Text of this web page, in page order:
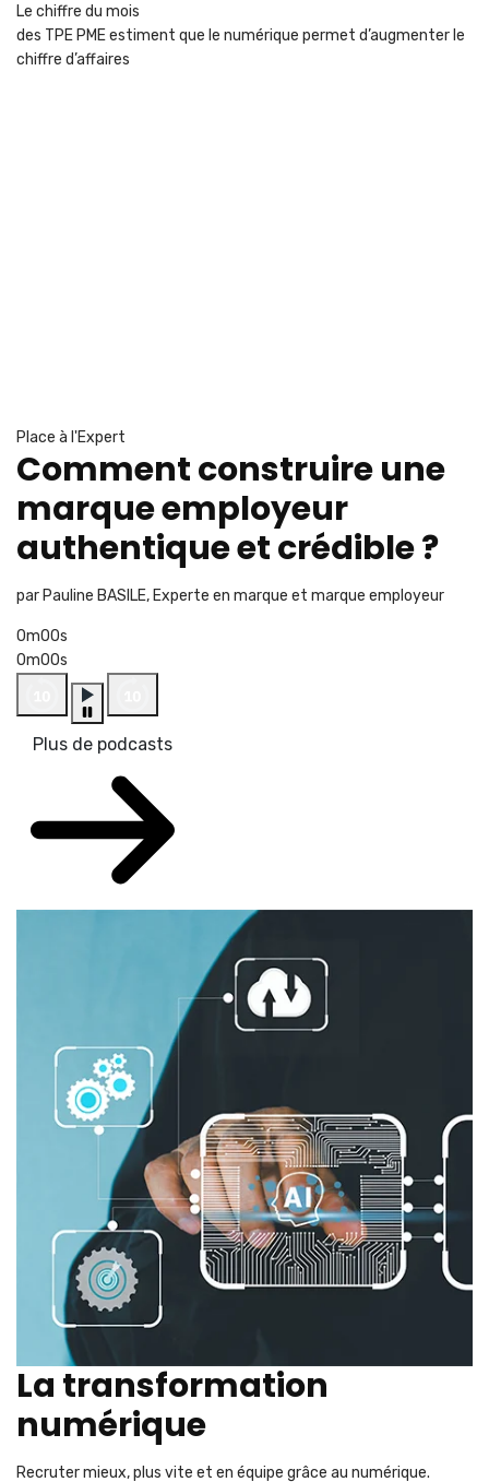
Le chiffre du mois
des TPE PME estiment que le numérique permet d’augmenter le
chiffre d’affaires
Place à l'Expert
Comment construire une
marque employeur
authentique et crédible ?
par Pauline BASILE, Experte en marque et marque employeur
0m00s
0m00s
Plus de podcasts
La transformation
numérique
Recruter mieux, plus vite et en équipe grâce au numérique.